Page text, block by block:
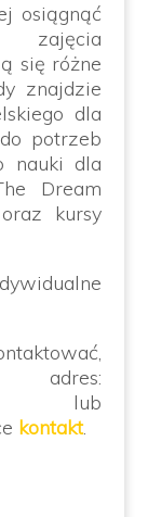
osiągnąć
zajęcia
się różne
znajdzie
dla
potrzeb
nauki dla
Dream
kursy
lub
kontakt.